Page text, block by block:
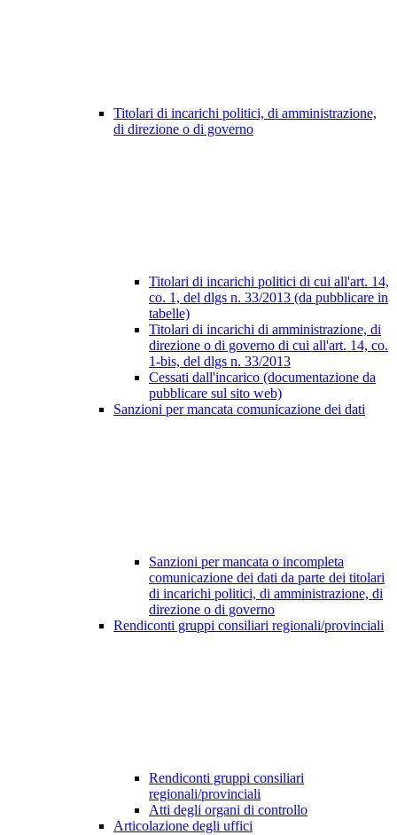
Titolari di incarichi politici, di amministrazione,
di direzione o di governo
Titolari di incarichi politici di cui all'art. 14,
co. 1, del dlgs n. 33/2013 (da pubblicare in
tabelle)
Titolari di incarichi di amministrazione, di
direzione o di governo di cui all'art. 14, co.
1-bis, del dlgs n. 33/2013
Cessati dall'incarico (documentazione da
pubblicare sul sito web)
Sanzioni per mancata comunicazione dei dati
Sanzioni per mancata o incompleta
comunicazione dei dati da parte dei titolari
di incarichi politici, di amministrazione, di
direzione o di governo
Rendiconti gruppi consiliari regionali/provinciali
Rendiconti gruppi consiliari
regionali/provinciali
Atti degli organi di controllo
Articolazione degli uffici